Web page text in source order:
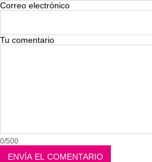
Correo electrónico
Tu comentario
0/500